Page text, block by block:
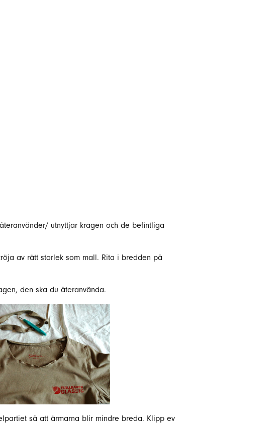
utnyttjar kragen och de befintliga
av rätt storlek som mall. Rita i bredden på
den ska du återanvända.
så att ärmarna blir mindre breda. Klipp ev